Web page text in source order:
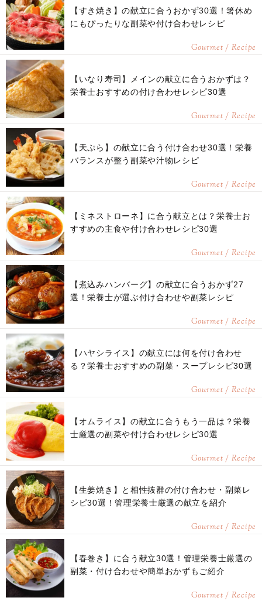
【すき焼き】の献立に合うおかず30選！箸休め
にもぴったりな副菜や付け合わせレシピ
Gourmet / Recipe
【いなり寿司】メインの献立に合うおかずは？
栄養士おすすめの付け合わせレシピ30選
Gourmet / Recipe
【天ぷら】の献立に合う付け合わせ30選！栄養
バランスが整う副菜や汁物レシピ
Gourmet / Recipe
【ミネストローネ】に合う献立とは？栄養士お
すすめの主食や付け合わせレシピ30選
Gourmet / Recipe
【煮込みハンバーグ】の献立に合うおかず27
選！栄養士が選ぶ付け合わせや副菜レシピ
Gourmet / Recipe
【ハヤシライス】の献立には何を付け合わせ
る？栄養士おすすめの副菜・スープレシピ30選
Gourmet / Recipe
【オムライス】の献立に合うもう一品は？栄養
士厳選の副菜や付け合わせレシピ30選
Gourmet / Recipe
【生姜焼き】と相性抜群の付け合わせ・副菜レ
シピ30選！管理栄養士厳選の献立を紹介
Gourmet / Recipe
【春巻き】に合う献立30選！管理栄養士厳選の
副菜・付け合わせや簡単おかずもご紹介
Gourmet / Recipe